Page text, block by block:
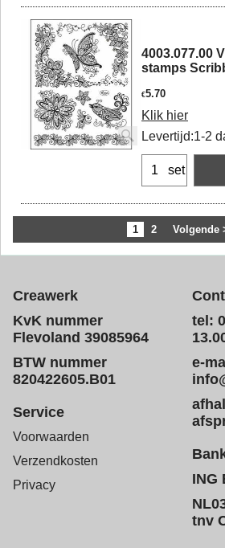
4003.077.00
stamps
€5.70
Klik hier
Levertijd:1-2
set
1 2 Volgende
Creawerk
KvK nummer
Flevoland 39085964
BTW nummer
820422605.B01
tel:
e-
Service
Voorwaarden
Verzendkosten
Privacy
ING
tnv